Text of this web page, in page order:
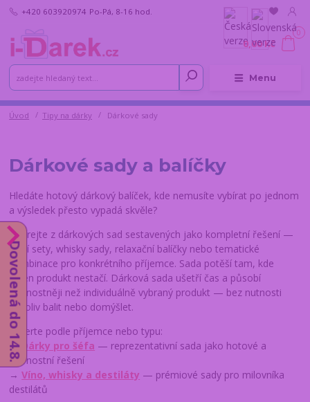
Menu
+420 603920974 Po-Pá, 8-16 hod.
0
0,00 Kč
Úvod Tipy na dárky Dárkové sady
Dárkové sady a balíčky
Hledáte hotový dárkový balíček, kde nemusíte vybírat po jednom
a výsledek přesto vypadá skvěle?
Vybírejte z dárkových sad sestavených jako kompletní řešení —
pivní sety, whisky sady, relaxační balíčky nebo tematické
kombinace pro konkrétního příjemce. Sada potěší tam, kde
jeden produkt nestačí. Dárková sada ušetří čas a působí
slavnostněji než individuálně vybraný produkt — bez nutnosti
cokoliv balit nebo domýšlet.
Vyberte podle příjemce nebo typu:
→ Dárky pro šéfa — reprezentativní sada jako hotové a
slavnostní řešení
→Víno, whisky a destiláty — prémiové sady pro milovníka
destilátů
Dovolená do 14.8.